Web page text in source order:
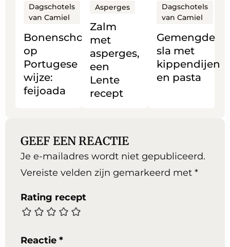
Bonenschotel
op
Portugese
wijze:
feijoada
Dagschotels
van Camiel
Bonenschotel
op
Portugese
wijze:
feijoada
Zalm
met
asperges,
een
Lente
recept
Asperges
Zalm
met
asperges,
Lente
recept
Gemengde
sla met
kippendijen
en pasta
Dagschotels
van Camiel
Gemengde
sla
met
kippendijen
en
pasta
GEEF EEN REACTIE
Je e-mailadres wordt niet gepubliceerd.
Vereiste velden zijn gemarkeerd met *
Rating recept
Reactie *